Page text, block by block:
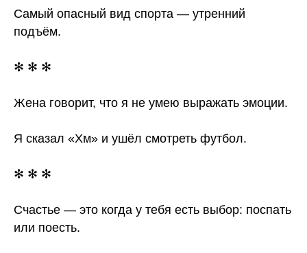
Самый опасный вид спорта — утренний
подъём.
✻ ✻ ✻
Жена говорит, что я не умею выражать эмоции.
Я сказал «Хм» и ушёл смотреть футбол.
✻ ✻ ✻
Счастье — это когда у тебя есть выбор: поспать
или поесть.